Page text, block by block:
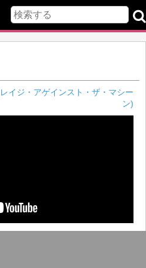
イジ・アゲインスト・ザ・マシー
ン)